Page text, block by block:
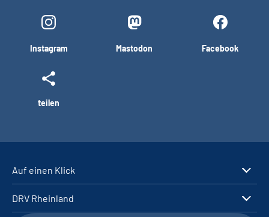
Instagram Mastodon Facebook
teilen
Auf einen Klick
DRV Rheinland